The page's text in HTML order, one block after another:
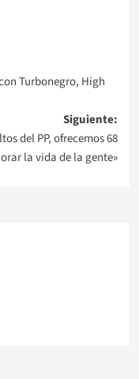
Turbonegro, High
Siguiente:
del PP, ofrecemos 68
la vida de la gente»